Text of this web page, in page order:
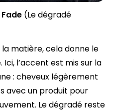
(Le dégradé
matière, cela donne le
l’accent est mis sur la
: cheveux légèrement
avec un produit pour
Le dégradé reste